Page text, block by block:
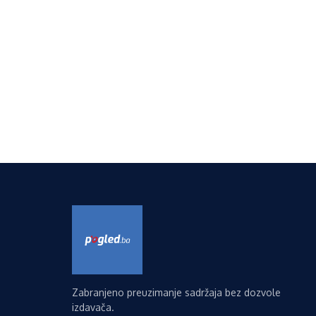
Zabranjeno preuzimanje sadržaja bez dozvole
izdavača.